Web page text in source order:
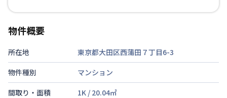
物件概要
所在地
東京都大田区西蒲田７丁目6-3
物件種別
マンション
間取り・面積
1K / 20.04㎡